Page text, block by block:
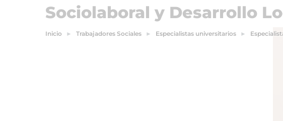
Sociolaboral y Desarrollo
Inicio Trabajadores Sociales Especialistas universitarios